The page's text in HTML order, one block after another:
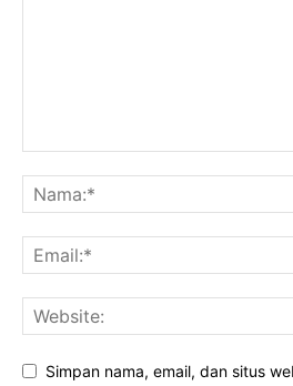
Simpan nama, email, dan situs